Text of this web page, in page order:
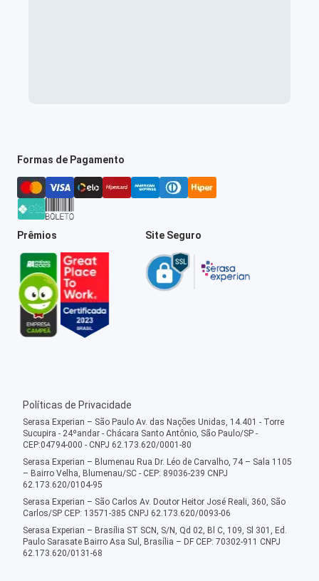
Formas de Pagamento
Prêmios Site Seguro
Políticas de Privacidade
Serasa Experian – São Paulo Av. das Nações Unidas, 14.401 - Torre
Sucupira - 24ºandar - Chácara Santo Antônio, São Paulo/SP -
CEP:04794-000 - CNPJ 62.173.620/0001-80
Serasa Experian – Blumenau Rua Dr. Léo de Carvalho, 74 – Sala 1105
– Bairro Velha, Blumenau/SC - CEP: 89036-239 CNPJ
62.173.620/0104-95
Serasa Experian – São Carlos Av. Doutor Heitor José Reali, 360, São
Carlos/SP CEP: 13571-385 CNPJ 62.173.620/0093-06
Serasa Experian – Brasília ST SCN, S/N, Qd 02, Bl C, 109, Sl 301, Ed.
Paulo Sarasate Bairro Asa Sul, Brasília – DF CEP: 70302-911 CNPJ
62.173.620/0131-68